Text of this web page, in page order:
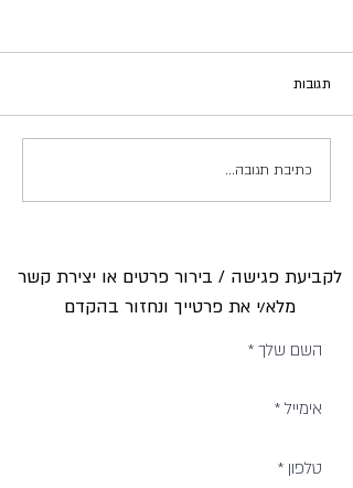
מתכון רטטוי- תוספת מנת
ירקות הצגה לכל אירוח!
תגובות
כתיבת תגובה...
לקביעת פגישה / בירור פרטים או יצירת קשר
מלא/י את פרטייך ונחזור בהקדם